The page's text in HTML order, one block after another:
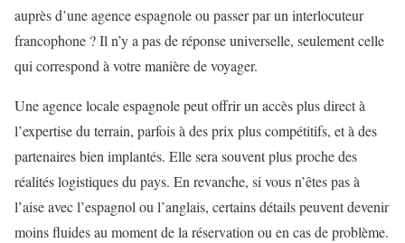
auprès d’une agence espagnole ou passer par un interlocuteur
francophone ? Il n’y a pas de réponse universelle, seulement celle
qui correspond à votre manière de voyager.
Une agence locale espagnole peut offrir un accès plus direct à
l’expertise du terrain, parfois à des prix plus compétitifs, et à des
partenaires bien implantés. Elle sera souvent plus proche des
réalités logistiques du pays. En revanche, si vous n’êtes pas à
l’aise avec l’espagnol ou l’anglais, certains détails peuvent devenir
moins fluides au moment de la réservation ou en cas de problème.